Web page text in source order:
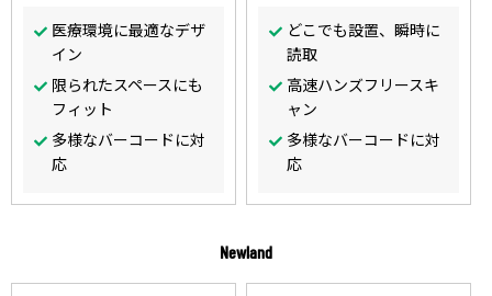
医療環境に最適なデザ
イン
限られたスペースにも
フィット
多様なバーコードに対
応
どこでも設置、瞬時に
読取
高速ハンズフリースキ
ャン
多様なバーコードに対
応
Newland